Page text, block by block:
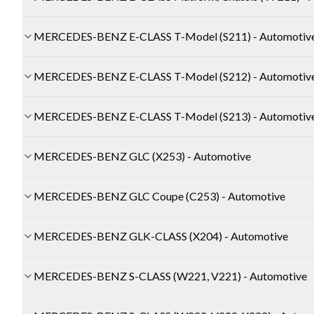
MERCEDES-BENZ E-CLASS T-Model (S211) -
MERCEDES-BENZ E-CLASS T-Model (S212) -
MERCEDES-BENZ E-CLASS T-Model (S213) -
MERCEDES-BENZ GLC (X253) - Automotive
MERCEDES-BENZ GLC Coupe (C253) - Automotive
MERCEDES-BENZ GLK-CLASS (X204) - Automotive
MERCEDES-BENZ S-CLASS (W221, V221) - Automotive